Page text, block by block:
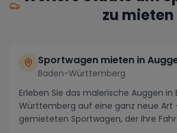
zu mieten
Sportwagen mieten in
Baden-Württemberg
Erleben Sie das malerische Auggen in
Württemberg auf eine ganz neue Art
gemieteten Sportwagen, der Ihre